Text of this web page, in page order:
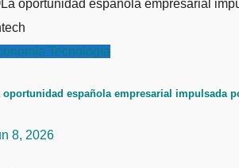
Tecnología
oportunidad española empresarial impulsada
8, 2026